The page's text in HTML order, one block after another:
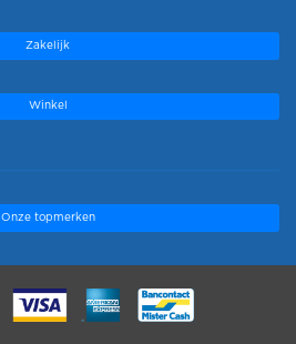
Zakelijk
Winkel
Onze topmerken